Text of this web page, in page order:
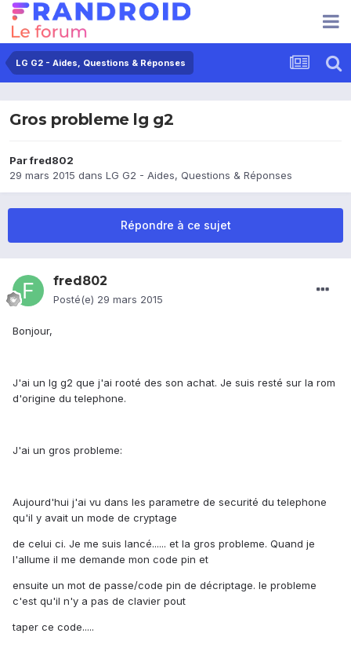
LG G2 - Aides, Questions & Réponses
Gros probleme lg g2
Parfred802
29 mars 2015 dans LG G2 - Aides, Questions & Réponses
Répondre à ce sujet
fred802
Posté(e) 29 mars 2015
Bonjour,
J'ai un lg g2 que j'ai rooté des son achat. Je suis resté sur la rom
d'origine du telephone.
J'ai un gros probleme:
Aujourd'hui j'ai vu dans les parametre de securité du telephone
qu'il y avait un mode de cryptage
de celui ci. Je me suis lancé...... et la gros probleme. Quand je
l'allume il me demande mon code pin et
ensuite un mot de passe/code pin de décriptage. le probleme
c'est qu'il n'y a pas de clavier pout
taper ce code.....